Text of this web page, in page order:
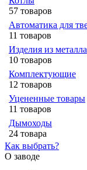
57 товаров
Автоматика для
11 товаров
Изделия из металла
10 товаров
Комплектующие
12 товаров
Уцененные товары
11 товаров
Дымоходы
24 товара
Как выбрать?
О заводе